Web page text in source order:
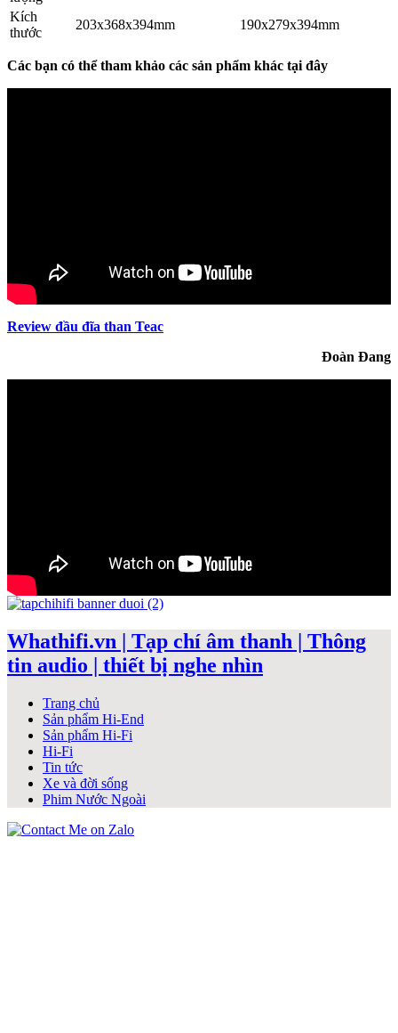
Kích
thước
203x368x394mm 190x279x394mm
Các bạn có thể tham khảo các sản phẩm khác tại đây
Review đầu đĩa than Teac
Đoàn Đang
Whathifi.vn | Tạp chí âm thanh | Thông
tin audio | thiết bị nghe nhìn
Trang chủ
Sản phẩm Hi-End
Sản phẩm Hi-Fi
Hi-Fi
Tin tức
Xe và đời sống
Phim Nước Ngoài